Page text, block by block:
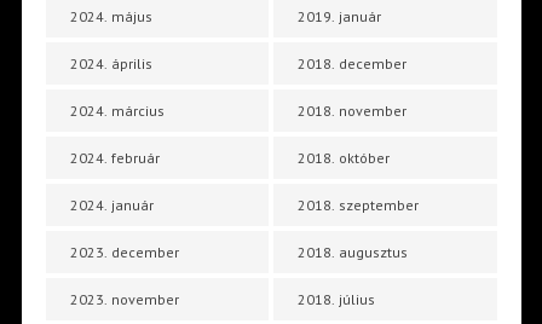
2024. május
2024. április
2024. március
2024. február
2024. január
2023. december
2023. november
2019. január
2018. december
2018. november
2018. október
2018. szeptember
2018. augusztus
2018. július